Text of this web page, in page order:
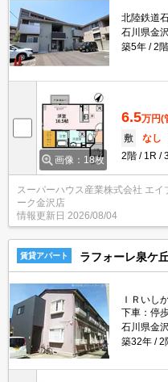
北陸鉄道
石川県金
築5年
2
画像：18枚
6.5万円(
敷
なし
2階
1R
スーパーハウス産業株式会社 エイ
ーク金沢店
情報更新日 2026/08/04
賃貸アパート ラフォーレ泉ケ丘
ＩＲいし
下車：停
石川県金
築32年
2